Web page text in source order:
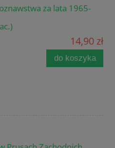
za lata 1965-
14,90 zł
do koszyka